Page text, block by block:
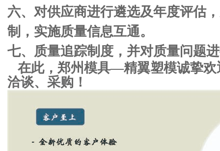
六、对供应商进行遴选及年度评估
制，实施质量信息互通。
七、质量追踪制度，并对质量问题
在此，郑州模具—精翼塑模诚挚欢
洽谈、采购！